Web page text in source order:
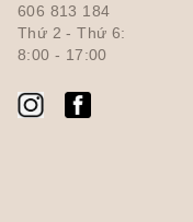
606 813 184
Thứ 2 - Thứ 6:
8:00 - 17:00